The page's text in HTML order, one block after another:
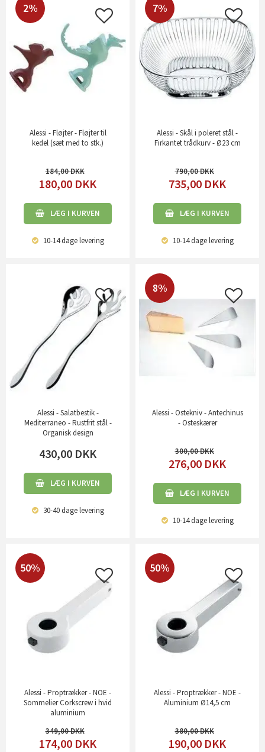
2%
Alessi - Fløjter - Fløjter til
kedel (sæt med to stk.)
184,00
180,00 DKK
LÆG I KURVEN
10-14 dagelevering
7%
Alessi - Skål i poleret stål -
Firkantet trådkurv - Ø23 cm
790,00
735,00 DKK
LÆG I KURVEN
10-14 dagelevering
Alessi - Salatbestik -
Mediterraneo - Rustfrit stål -
Organisk design
430,00 DKK
LÆG I KURVEN
30-40 dagelevering
8%
Alessi - Ostekniv - Antechinus
- Osteskærer
300,00
276,00 DKK
LÆG I KURVEN
10-14 dagelevering
50%
Alessi - Proptrækker - NOE -
Sommelier Corkscrew i hvid
aluminium
349,00
174,00 DKK
50%
Alessi - Proptrækker - NOE -
Aluminium Ø14,5 cm
380,00
190,00 DKK